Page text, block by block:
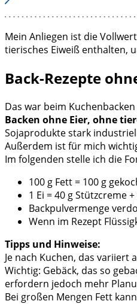
Mein Anliegen ist die
tierisches Eiweiß enthalten,
Back-Rezepte
Das war beim
Backen ohne Eier, ohne
Sojaprodukte stark
Außerdem ist für mich
Im folgenden stelle ich die
100 g Fett = 100 g
1 Ei = 40 g Stützcreme
Backpulvermenge
Wenn im Rezept
Tipps und Hinweise:
Je nach Kuchen, das variiert
Wichtig: Gebäck, das so
erfordern jedoch mehr
Bei großen Mengen Fett